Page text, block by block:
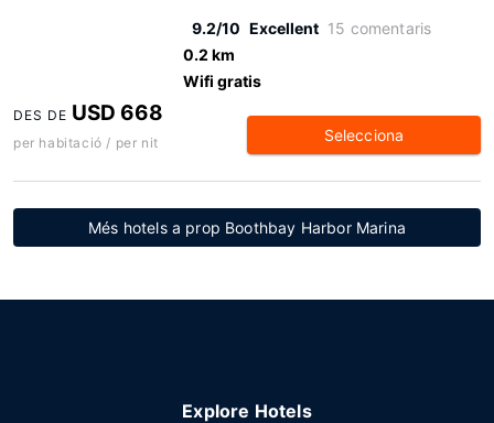
9.2/10 Excellent 15 comentaris
0.2 km
Wifi gratis
DES DE USD 668
per habitació / per nit Selecciona
Més hotels a prop Boothbay Harbor Marina
Explore Hotels